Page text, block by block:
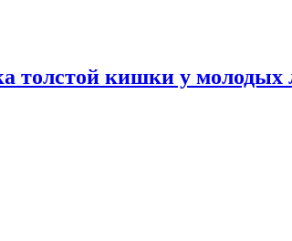
толстой кишки у молодых